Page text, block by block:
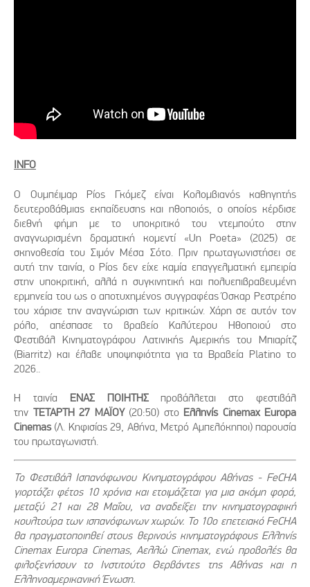
INFO
Ο Ουμπέιμαρ Ρίος Γκόμεζ είναι Κολομβιανός καθηγητής
δευτεροβάθμιας εκπαίδευσης και ηθοποιός, ο οποίος κέρδισε
διεθνή φήμη με το υποκριτικό του ντεμπούτο στην
αναγνωρισμένη δραματική κομεντί «Un Poeta» (2025) σε
σκηνοθεσία του Σιμόν Μέσα Σότο. Πριν πρωταγωνιστήσει σε
αυτή την ταινία, ο Ρίος δεν είχε καμία επαγγελματική εμπειρία
στην υποκριτική, αλλά η συγκινητική και πολυεπιβραβευμένη
ερμηνεία του ως ο αποτυχημένος συγγραφέας Όσκαρ Ρεστρέπο
του χάρισε την αναγνώριση των κριτικών. Χάρη σε αυτόν τον
ρόλο, απέσπασε το βραβείο Καλύτερου Ηθοποιού στο
Φεστιβάλ Κινηματογράφου Λατινικής Αμερικής του Μπιαρίτζ
(Biarritz) και έλαβε υποψηφιότητα για τα Βραβεία Platino το
2026..
Η ταινία ΕΝΑΣ ΠΟΙΗΤΗΣπροβάλλεται στο φεστιβάλ
την ΤΕΤΑΡΤΗ 27 ΜΑΪΟΥ(20:50) στο Ελληνίς Cinemax Europa
Cinemas(Λ. Κηφισίας 29, Αθήνα, Μετρό Αμπελόκηποι) παρουσία
του πρωταγωνιστή.
Το Φεστιβάλ Ισπανόφωνου Κινηματογράφου Αθήνας - FeCHA
γιορτάζει φέτος 10 χρόνια και ετοιμάζεται για μια ακόμη φορά,
μεταξύ 21 και 28 Μαΐου, να αναδείξει την κινηματογραφική
κουλτούρα των ισπανόφωνων χωρών. Το 10ο επετειακό FeCHA
θα πραγματοποιηθεί στους θερινούς κινηματογράφους Ελληνίς
Cinemax Europa Cinemas, Αελλώ Cinemax, ενώ προβολές θα
φιλοξενήσουν το Ινστιτούτο Θερβάντες της Αθήνας και η
Ελληνοαμερικανική Ένωση.